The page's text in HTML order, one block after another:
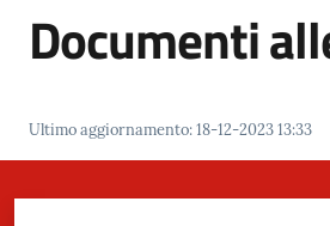
Casalfiumanese
Documenti
Ultimo aggiornamento:18-12-2023 13:33